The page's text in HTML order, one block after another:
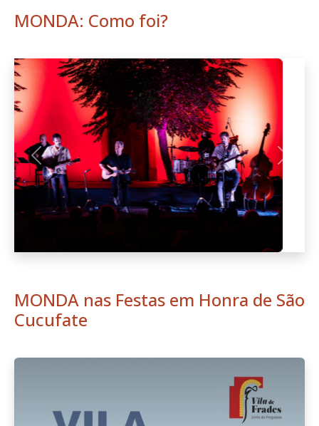
MONDA: Como foi?
Anterior
MONDA nas Festas em Honra de São
Cucufate